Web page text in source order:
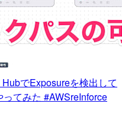
でExposureを検出して
てみた #AWSreInforce